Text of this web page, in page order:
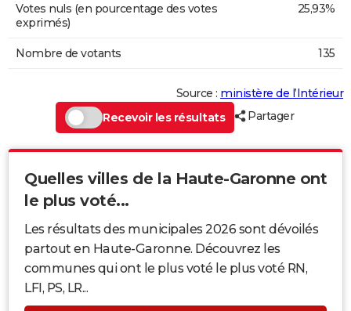
Votes nuls (en pourcentage des votes
exprimés)
25,93%
Nombre de votants 135
Source : ministère de l’Intérieur
Recevoir les résultats
Partager
Quelles villes de la Haute-Garonne ont
le plus voté...
Les résultats des municipales 2026 sont dévoilés
partout en Haute-Garonne. Découvrez les
communes qui ont le plus voté le plus voté RN,
LFI, PS, LR...